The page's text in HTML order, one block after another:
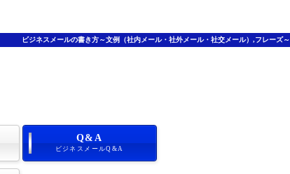
ビジネスメールの書き方～文例（社内メール・社外メール・社交メール）,フレーズ～
Q&A
ビジネスメールQ&A